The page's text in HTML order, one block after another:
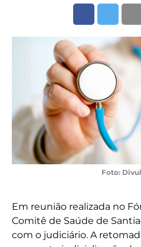
Foto:
Em reunião realizada no
Comitê de Saúde de
com o judiciário. A